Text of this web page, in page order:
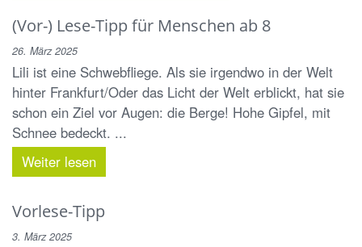
(Vor-) Lese-Tipp für Menschen ab 8
26. März 2025
Lili ist eine Schwebfliege. Als sie irgendwo in der Welt
hinter Frankfurt/Oder das Licht der Welt erblickt, hat sie
schon ein Ziel vor Augen: die Berge! Hohe Gipfel, mit
Schnee bedeckt. ...
Weiter lesen
Vorlese-Tipp
3. März 2025